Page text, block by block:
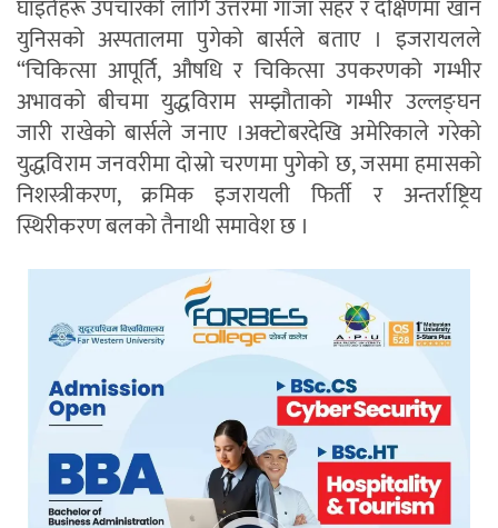
घाइतेहरू उपचारको लागि उत्तरमा गाजा सहर र दक्षिणमा खान
युनिसको अस्पतालमा पुगेको बार्सले बताए । इजरायलले
“चिकित्सा आपूर्ति, औषधि र चिकित्सा उपकरणको गम्भीर
अभावको बीचमा युद्धविराम सम्झौताको गम्भीर उल्लङ्घन
जारी राखेको बार्सले जनाए ।अक्टोबरदेखि अमेरिकाले गरेको
युद्धविराम जनवरीमा दोस्रो चरणमा पुगेको छ, जसमा हमासको
निशस्त्रीकरण, क्रमिक इजरायली फिर्ती र अन्तर्राष्ट्रिय
स्थिरीकरण बलको तैनाथी समावेश छ ।